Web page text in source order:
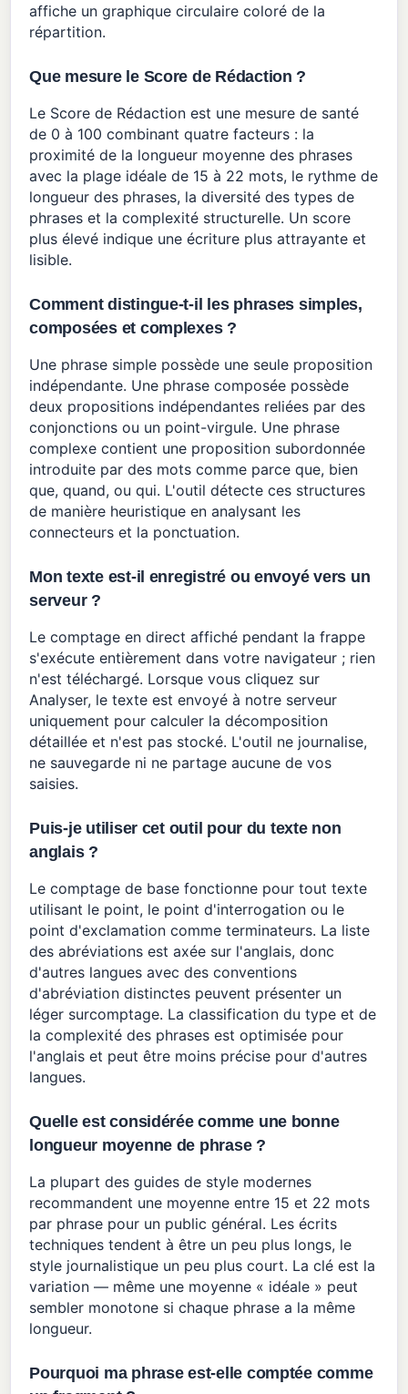
affiche un graphique circulaire coloré de la
répartition.
Que mesure le Score de Rédaction ?
Le Score de Rédaction est une mesure de santé
de 0 à 100 combinant quatre facteurs : la
proximité de la longueur moyenne des phrases
avec la plage idéale de 15 à 22 mots, le rythme de
longueur des phrases, la diversité des types de
phrases et la complexité structurelle. Un score
plus élevé indique une écriture plus attrayante et
lisible.
Comment distingue-t-il les phrases simples,
composées et complexes ?
Une phrase simple possède une seule proposition
indépendante. Une phrase composée possède
deux propositions indépendantes reliées par des
conjonctions ou un point-virgule. Une phrase
complexe contient une proposition subordonnée
introduite par des mots comme parce que, bien
que, quand, ou qui. L'outil détecte ces structures
de manière heuristique en analysant les
connecteurs et la ponctuation.
Mon texte est-il enregistré ou envoyé vers un
serveur ?
Le comptage en direct affiché pendant la frappe
s'exécute entièrement dans votre navigateur ; rien
n'est téléchargé. Lorsque vous cliquez sur
Analyser, le texte est envoyé à notre serveur
uniquement pour calculer la décomposition
détaillée et n'est pas stocké. L'outil ne journalise,
ne sauvegarde ni ne partage aucune de vos
saisies.
Puis-je utiliser cet outil pour du texte non
anglais ?
Le comptage de base fonctionne pour tout texte
utilisant le point, le point d'interrogation ou le
point d'exclamation comme terminateurs. La liste
des abréviations est axée sur l'anglais, donc
d'autres langues avec des conventions
d'abréviation distinctes peuvent présenter un
léger surcomptage. La classification du type et de
la complexité des phrases est optimisée pour
l'anglais et peut être moins précise pour d'autres
langues.
Quelle est considérée comme une bonne
longueur moyenne de phrase ?
La plupart des guides de style modernes
recommandent une moyenne entre 15 et 22 mots
par phrase pour un public général. Les écrits
techniques tendent à être un peu plus longs, le
style journalistique un peu plus court. La clé est la
variation — même une moyenne « idéale » peut
sembler monotone si chaque phrase a la même
longueur.
Pourquoi ma phrase est-elle comptée comme